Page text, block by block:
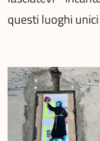
questi luoghi